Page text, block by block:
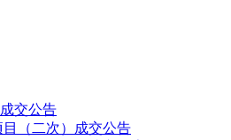
交公告
（二次）成交公告